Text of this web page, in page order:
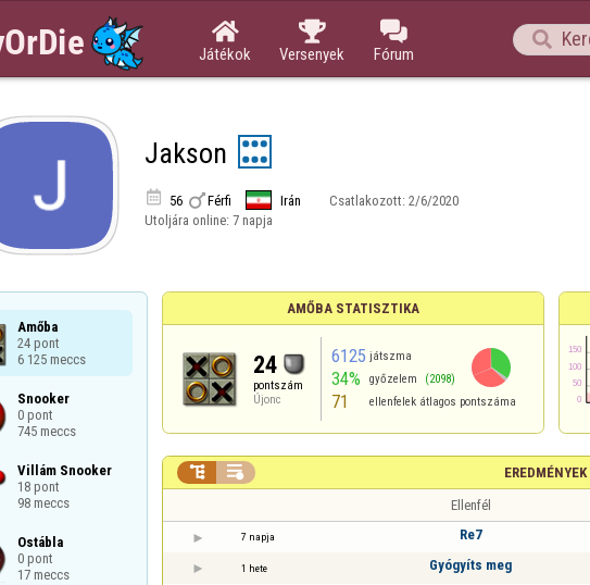

Játékok

Versenyek

Fórum

Jakson
 56 Férfi Irán Csatlakozott: 2/6/2020
Utoljára online: 7 napja
Amőba
24 pont
6 125 meccs
Snooker
0 pont
745 meccs
Villám Snooker
18 pont
98 meccs
Ostábla
0 pont
17 meccs
AMŐBA STATISZTIKA
24
pontszám
Újonc
6125 játszma
34% győzelem (2098)
71 ellenfelek átlagos pontszáma
EREDMÉNYEK
 
Ellenfél
7 napja Re7
1 hete Gyógyíts meg